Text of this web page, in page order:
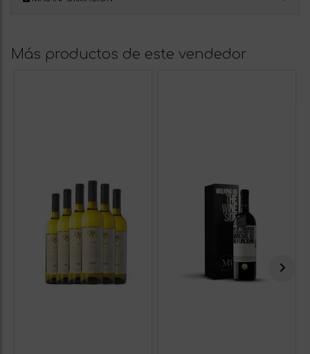
Más productos de este vendedor